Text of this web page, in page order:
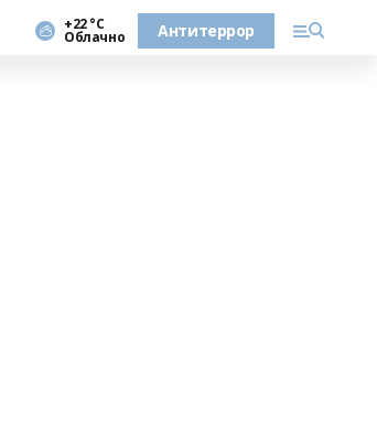
+22 °С
Облачно Антитеррор